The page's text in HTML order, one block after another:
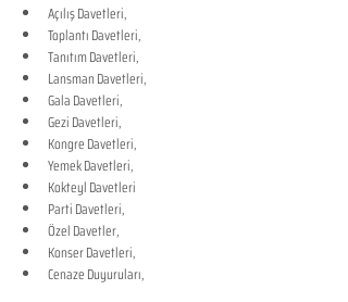
Açılış Davetleri,
Toplantı Davetleri,
Tanıtım Davetleri,
Lansman Davetleri,
Gala Davetleri,
Gezi Davetleri,
Kongre Davetleri,
Yemek Davetleri,
Kokteyl Davetleri
Parti Davetleri,
Özel Davetler,
Konser Davetleri,
Cenaze Duyuruları,